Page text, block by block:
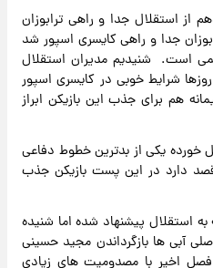
از استقلال جدا و راهی ترابوزان
جدا و راهی کایسری اسپور شد
است. شنیدیم مدیران استقلال
شرایط خوبی در کایسری اسپور
هم برای جذب این بازیکن ابراز
در نیم فصل اول با ۱۸ گل خورده یکی از بدترین خطوط دفاعی
دارد در این پست بازیکن جذب
استقلال پیشنهاد شده اما شنیده
آبی ها بازگرداندن مجید حسینی
اخیر با مصدومیت های زیادی